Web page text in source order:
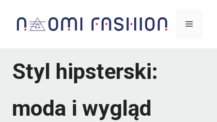
Menu
Styl hipsterski:
moda i wygląd